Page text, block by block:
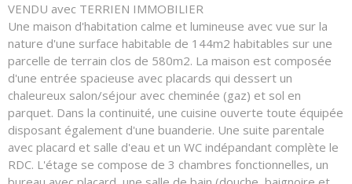
VENDU avec TERRIEN IMMOBILIER
Une maison d'habitation calme et lumineuse avec vue sur la
nature d'une surface habitable de 144m2 habitables sur une
parcelle de terrain clos de 580m2. La maison est composée
d'une entrée spacieuse avec placards qui dessert un
chaleureux salon/séjour avec cheminée (gaz) et sol en
parquet. Dans la continuité, une cuisine ouverte toute équipée
disposant également d'une buanderie. Une suite parentale
avec placard et salle d'eau et un WC indépandant complète le
RDC. L'étage se compose de 3 chambres fonctionnelles, un